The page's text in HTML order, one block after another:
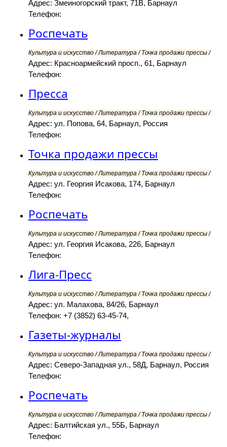
Адрес: Змеиногорский тракт, 71В, Барнаул
Телефон:
Роспечать
Культура и искусство / Литература / Точка продажи прессы /
Адрес: Красноармейский просп., 61, Барнаул
Телефон:
Пресса
Культура и искусство / Литература / Точка продажи прессы /
Адрес: ул. Попова, 64, Барнаул, Россия
Телефон:
Точка продажи прессы
Культура и искусство / Литература / Точка продажи прессы /
Адрес: ул. Георгия Исакова, 174, Барнаул
Телефон:
Роспечать
Культура и искусство / Литература / Точка продажи прессы /
Адрес: ул. Георгия Исакова, 226, Барнаул
Телефон:
Лига-Пресс
Культура и искусство / Литература / Точка продажи прессы /
Адрес: ул. Малахова, 84/26, Барнаул
Телефон: +7 (3852) 63-45-74,
Газеты-журналы
Культура и искусство / Литература / Точка продажи прессы /
Адрес: Северо-Западная ул., 58Д, Барнаул, Россия
Телефон:
Роспечать
Культура и искусство / Литература / Точка продажи прессы /
Адрес: Балтийская ул., 55Б, Барнаул
Телефон: